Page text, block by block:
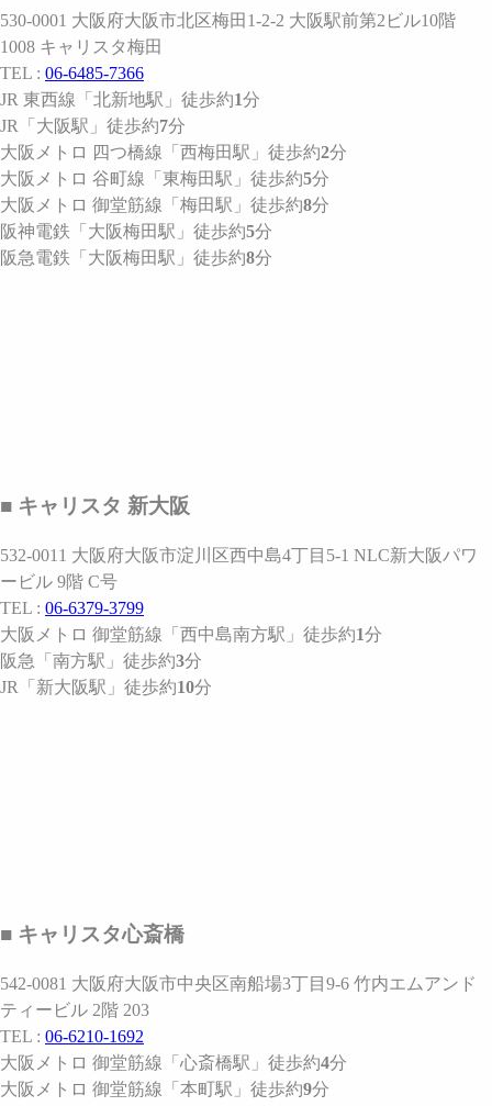
530-0001 大阪府大阪市北区梅田1-2-2 大阪駅前第2ビル10階
1008 キャリスタ梅田
TEL : 06-6485-7366
JR 東西線 「北新地駅」 徒歩約1分
JR
「大阪駅」 徒歩約7分
大阪メトロ 四つ橋線 「西梅田駅」 徒歩約2分
大阪メトロ 谷町線 「東梅田駅」 徒歩約5分
大阪メトロ 御堂筋線 「梅田駅」 徒歩約8分
阪神電鉄 「大阪梅田駅」 徒歩約5分
阪急電鉄 「大阪梅田駅」 徒歩約8分
■ キャリスタ 新大阪
532-0011 大阪府大阪市淀川区西中島4丁目5-1 NLC新大阪パワ
ービル 9階 C号
TEL : 06-6379-3799
大阪メトロ 御堂筋線 「西中島南方駅」 徒歩約1分
阪急
「南方駅」 徒歩約3分
JR
「新大阪駅」 徒歩約10分
■ キャリスタ心斎橋
542-0081 大阪府大阪市中央区南船場3丁目9-6 竹内エムアンド
ティービル 2階 203
TEL : 06-6210-1692
大阪メトロ 御堂筋線 「心斎橋駅」 徒歩約4分
大阪メトロ 御堂筋線 「本町駅」 徒歩約9分